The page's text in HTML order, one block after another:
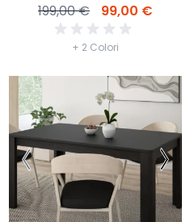
199,00 € 99,00 €
+ 2 Colori